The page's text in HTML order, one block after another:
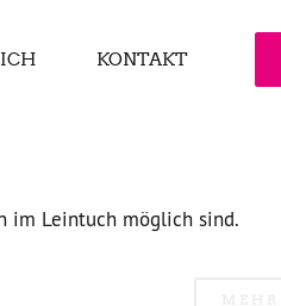
KONTAKT
im Leintuch möglich sind.